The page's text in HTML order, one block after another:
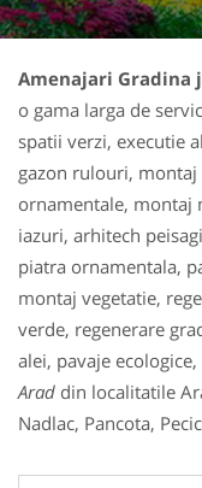
Amenajari Gradina
o gama larga de
spatii verzi, executie
gazon rulouri,
ornamentale, montaj
iazuri, arhitech
piatra ornamentala,
montaj vegetatie,
verde, regenerare
alei, pavaje
Arad din localitatile
Nadlac, Pancota,